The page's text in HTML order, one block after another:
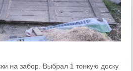
на забор. Выбрал 1 тонкую доску